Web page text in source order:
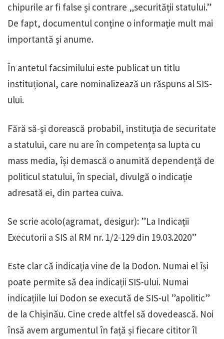
chipurile ar fi false și contrare „securității statului.”
De fapt, documentul conține o informație mult mai
importantă și anume.
În antetul facsimilului este publicat un titlu
instituțional, care nominalizează un răspuns al SIS-
ului.
Fără să-și dorească probabil, instituția de securitate
a statului, care nu are în competența sa lupta cu
mass media, își demască o anumită dependență de
politicul statului, în special, divulgă o indicație
adresată ei, din partea cuiva.
Se scrie acolo(agramat, desigur): ”La Indicații
Executorii a SIS al RM nr. 1/2-129 din 19.03.2020”
Este clar că indicația vine de la Dodon. Numai el își
poate permite să dea indicații SIS-ului. Numai
indicațiile lui Dodon se execută de SIS-ul ”apolitic”
de la Chișinău. Cine crede altfel să dovedească. Noi
însă avem argumentul în față și fiecare cititor îl